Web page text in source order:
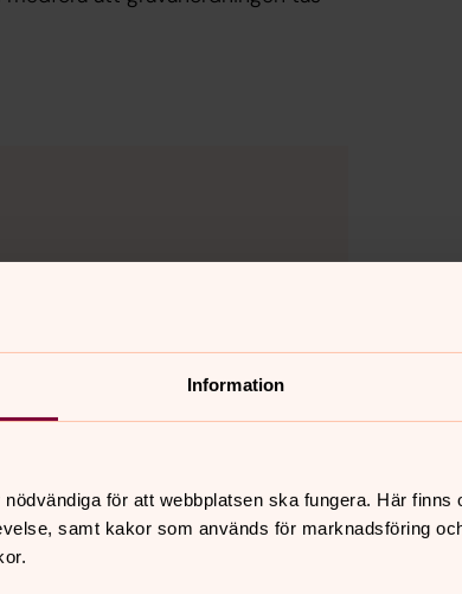
Information
för att webbplatsen ska fungera. Här
samt kakor som används för marknadsföring
E-postadress
3, 374 40 Karlshamn.